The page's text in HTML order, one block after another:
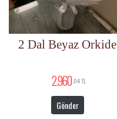
2 Dal Beyaz Orkide
2.960 ,04 TL
Gönder